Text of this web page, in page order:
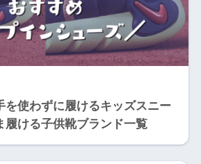
を使わずに履けるキッズスニー
履ける子供靴ブランド一覧